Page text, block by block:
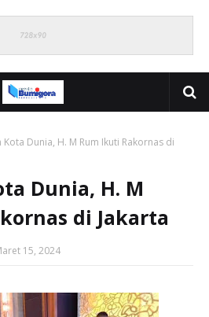
Kota Dunia, H. M Rum Ikuti Rakornas di
Dunia, H. M
di Jakarta
15, 2024